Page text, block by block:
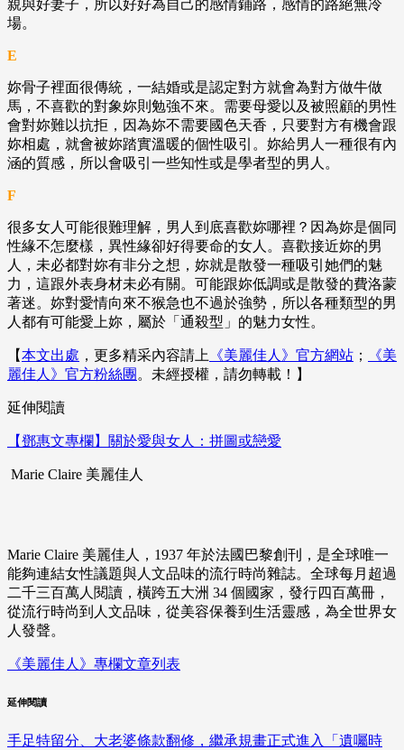
親與好妻子，所以好好為自己的感情鋪路，感情的路絕無冷
場。
E
妳骨子裡面很傳統，一結婚或是認定對方就會為對方做牛做
馬，不喜歡的對象妳則勉強不來。需要母愛以及被照顧的男性
會對妳難以抗拒，因為妳不需要國色天香，只要對方有機會跟
妳相處，就會被妳踏實溫暖的個性吸引。妳給男人一種很有內
涵的質感，所以會吸引一些知性或是學者型的男人。
F
很多女人可能很難理解，男人到底喜歡妳哪裡？因為妳是個同
性緣不怎麼樣，異性緣卻好得要命的女人。喜歡接近妳的男
人，未必都對妳有非分之想，妳就是散發一種吸引她們的魅
力，這跟外表身材未必有關。可能跟妳低調或是散發的費洛蒙
著迷。妳對愛情向來不猴急也不過於強勢，所以各種類型的男
人都有可能愛上妳，屬於「通殺型」的魅力女性。
【本文出處 ，更多精采內容請上 《美麗佳人》官方網站 ；
《美
麗佳人》官方粉絲團。未經授權，請勿轉載！】
延伸閱讀
【鄧惠文專欄】關於愛與女人：拼圖或戀愛
Marie Claire 美麗佳人
Marie Claire 美麗佳人，1937 年於法國巴黎創刊，是全球唯一
能夠連結女性議題與人文品味的流行時尚雜誌。全球每月超過
二千三百萬人閱讀，橫跨五大洲 34 個國家，發行四百萬冊，
從流行時尚到人文品味，從美容保養到生活靈感，為全世界女
人發聲。
《美麗佳人》專欄文章列表
延伸閱讀
手足特留分、大老婆條款翻修，繼承規畫正式進入「遺囑時